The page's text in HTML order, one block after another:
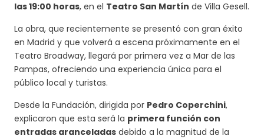
las 19:00 horas, en el Teatro San Martín de Villa Gesell.
La obra, que recientemente se presentó con gran éxito
en Madrid y que volverá a escena próximamente en el
Teatro Broadway, llegará por primera vez a Mar de las
Pampas, ofreciendo una experiencia única para el
público local y turistas.
Desde la Fundación, dirigida por Pedro Coperchini,
explicaron que esta será la primera función con
entradas aranceladas debido a la magnitud de la